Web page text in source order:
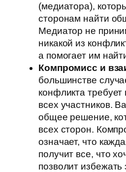
(медиатора),
сторонам найти
Медиатор не
никакой из
а помогает им
Компромисс и
большинстве
конфликта требует
всех участников.
общее решение,
всех сторон.
означает, что
получит все, что
позволит избежать